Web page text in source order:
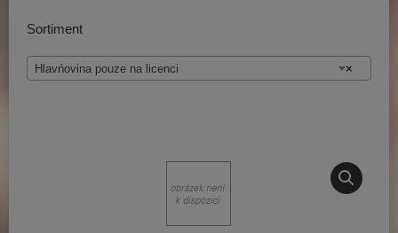
Sortiment
×
Hlavńovina pouze na licenci